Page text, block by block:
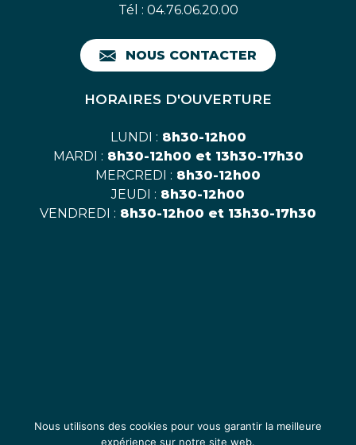
Tél : 04.76.06.20.00
NOUS CONTACTER
HORAIRES D'OUVERTURE
LUNDI : 8h30-12h00
MARDI : 8h30-12h00 et 13h30-17h30
MERCREDI : 8h30-12h00
JEUDI : 8h30-12h00
VENDREDI : 8h30-12h00 et 13h30-17h30
Nous utilisons des cookies pour vous garantir la meilleure
expérience sur notre site web.